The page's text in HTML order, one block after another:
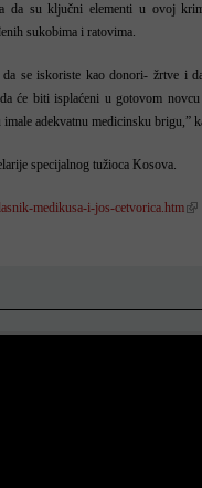
da su ključni elementi u ovoj
sukobima i ratovima.
se iskoriste kao donori- žrtve i
će biti isplaćeni u gotovom
adekvatnu medicinsku brigu,”
specijalnog tužioca Kosova.
medikusa-i-jos-cetvorica.htm